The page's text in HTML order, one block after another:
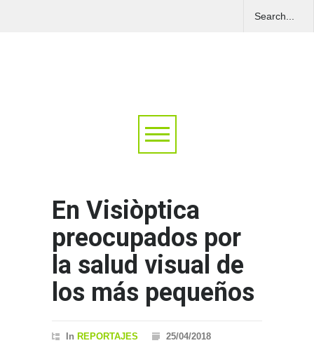
En Visiòptica
preocupados por
la salud visual de
los más pequeños
In REPORTAJES
25/04/2018